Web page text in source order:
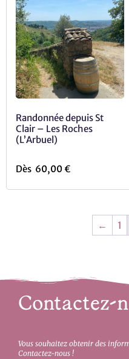
Randonnée depuis St
Clair – Les Roches
(L’Arbuel)
Dès 60,00€
← 1
Contactez-
Vous souhaitez obtenir des
Contactez-nous !